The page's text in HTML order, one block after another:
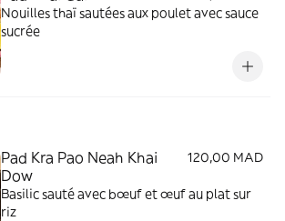
Nouilles thaï sautées aux poulet avec sauce
sucrée
Pad Kra Pao Neah Khai
Dow
120,00 MAD
Basilic sauté avec bœuf et œuf au plat sur
riz